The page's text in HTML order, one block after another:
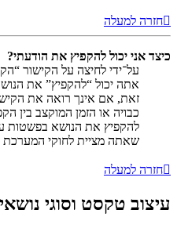
חזרה למעלה
כיצד אני יכול להקפיץ את הודעתי?
על־ידי לחיצה על הקישור
אתה יכול “להקפיץ” את
זאת, אם אינך רואה את
כבויה או הזמן המוקצב בין
להקפיץ את הנושא בפשטות
שאתה מציית לחוקי
חזרה למעלה
עיצוב טקסט וסוגי